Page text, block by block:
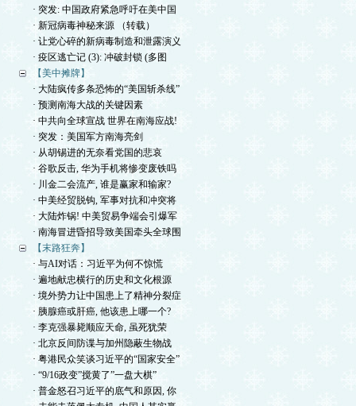
· 突发: 中国政府紧急呼吁在美中国
· 新冠病毒神秘来源 （转载）
· 让党心碎的新病毒制造和泄露演义
· 疫区逃亡记 (3): 冲破封锁 (多图
【美中摊牌】
· 大陆疯传多条恐怖的“美国斩杀线”
· 预测南海大战的关键因素
· 中共向全球宣战 世界在南海应战!
· 突发：美国军方南海亮剑
· 从胡锡进的无奈看党国的悲哀
· 谷歌反击, 华为手机将惨变废铁吗
· 川金二会流产, 谁是赢家和输家?
· 中美经贸脱钩, 军事对抗和冲突将
· 大陆炸锅! 中美贸易争端会引爆军
· 南海冒进昏招导致美国牵头全球围
【末路狂奔】
· 与AI对话：习近平为何不惊慌
· 遍地献忠横行的历史和文化根源
· 境外势力让中国患上了精神分裂症
· 胰腺癌或肝癌, 他该患上哪一个?
· 李克强暴毙顺应天命, 虽死犹荣
· 北京反间防谍与加州隐蔽生物战
· 粤港民众笑谈习近平的“国家安全”
· “9/16政变”搅黄了”一盘大棋”
· 普金怒召习近平的底气和原因, 你